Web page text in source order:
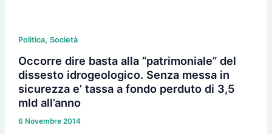
Politica, Società
Occorre dire basta alla “patrimoniale” del
dissesto idrogeologico. Senza messa in
sicurezza e’ tassa a fondo perduto di 3,5
mld all’anno
6 Novembre 2014
dire
basta
alla
“patrimoniale”
del
idrogeologico.